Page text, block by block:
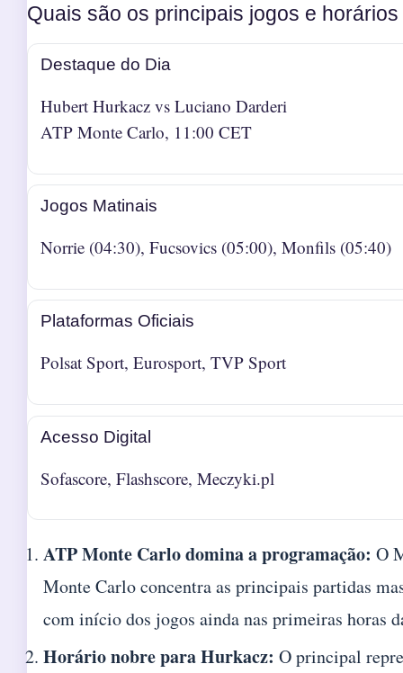
Quais são os principais jogos e
Destaque do Dia
Hubert Hurkacz vs Luciano Darderi
ATP Monte Carlo, 11:00 CET
Jogos Matinais
Norrie (04:30), Fucsovics (05:00), Monfils (05:40)
Plataformas Oficiais
Polsat Sport, Eurosport, TVP Sport
Acesso Digital
Sofascore, Flashscore, Meczyki.pl
ATP Monte Carlo domina a programação: O
Monte Carlo concentra as principais partidas
com início dos jogos ainda nas primeiras horas
Horário nobre para Hurkacz: O principal